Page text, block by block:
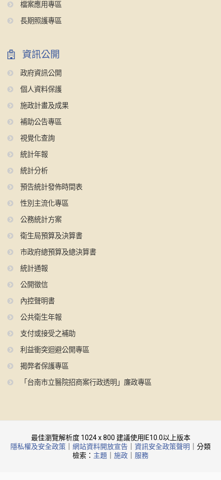
檔案應用專區
長期照護專區
資訊公開
政府資訊公開
個人資料保護
施政計畫及成果
補助公告專區
視覺化查詢
統計年報
統計分析
預告統計發佈時間表
性別主流化專區
公務統計方案
衛生局預算及決算書
市政府總預算及總決算書
統計通報
公開徵信
內控聲明書
公共衛生年報
支付或接受之補助
利益衝突迴避公開專區
揭弊者保護專區
「台南市立醫院招商案行政透明」廉政專區
最佳瀏覽解析度 1024 x 800 建議使用IE10.0以上版本
隱私權及安全政策
網站資料開放宣告 資訊安全政策聲明
｜分類
檢索： 主題 施政 服務